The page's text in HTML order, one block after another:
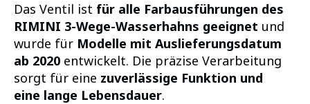
Das Ventil ist für alle Farbausführungen des
RIMINI 3-Wege-Wasserhahns geeignet und
wurde für Modelle mit Auslieferungsdatum
ab 2020 entwickelt. Die präzise Verarbeitung
sorgt für eine zuverlässige Funktion und
eine lange Lebensdauer.